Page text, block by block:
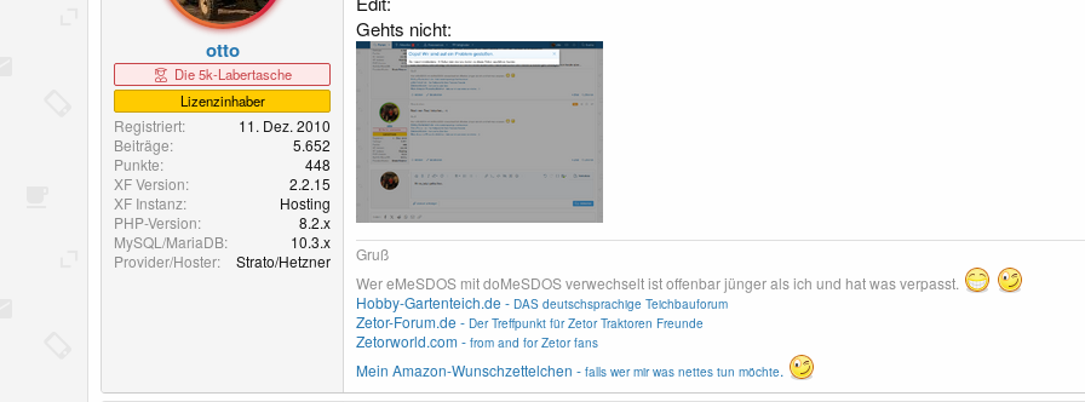
otto
Die 5k-Labertasche
Lizenzinhaber
Registriert
11. Dez. 2010
Beiträge
5.652
Punkte
448
XF Version
2.2.15
XF Instanz
Hosting
PHP-Version
8.2.x
MySQL/MariaDB
10.3.x
Provider/Hoster
Strato/Hetzner
Gehts nicht:
Gruß
Wer eMeSDOS mit doMeSDOS verwechselt ist offenbar jünger als ich und hat was verpasst.
Hobby-Gartenteich.de - DAS deutschsprachige Teichbauforum
Zetor-Forum.de - Der Treffpunkt für Zetor Traktoren Freunde
Zetorworld.com - from and for Zetor fans
Mein Amazon-Wunschzettelchen - falls wer mir was nettes tun möchte.